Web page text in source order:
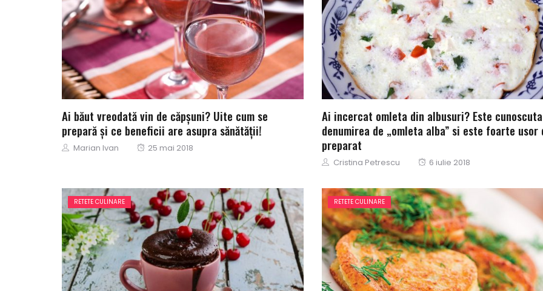
Ai băut vreodată vin de căpșuni? Uite cum se
prepară și ce beneficii are asupra sănătății!
Author
Marian Ivan
Posted
25 mai 2018
Ai incercat omleta din albusuri? Este
denumirea de „omleta alba” si este foarte usor
preparat
Author
Cristina Petrescu
Posted
6 iulie 2018
RETETE CULINARE RETETE CULINARE